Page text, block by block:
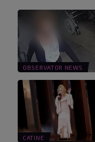
OBSERVATOR NEWS
CATINE